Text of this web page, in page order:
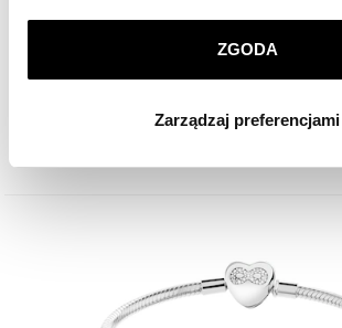
prywatności.
korzystamy. Możesz również wybrać
ZGODA
Zarządzaj preferencjami
169 zł